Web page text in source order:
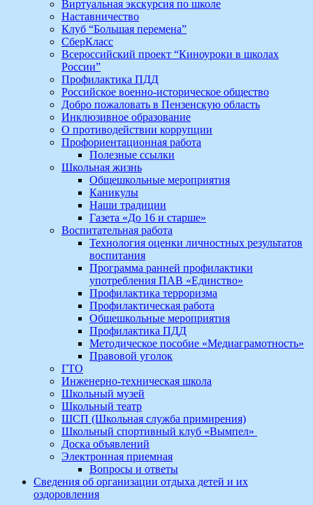
Виртуальная экскурсия по школе
Наставничество
Клуб “Большая перемена”
СберКласс
Всероссийский проект “Киноуроки в школах
России”
Профилактика ПДД
Российское военно-историческое общество
Добро пожаловать в Пензенскую область
Инклюзивное образование
О противодействии коррупции
Профориентационная работа
Полезные ссылки
Школьная жизнь
Общешкольные мероприятия
Каникулы
Наши традиции
Газета «До 16 и старше»
Воспитательная работа
Технология оценки личностных результатов
воспитания
Программа ранней профилактики
употребления ПАВ «Единство»
Профилактика терроризма
Профилактическая работа
Общешкольные мероприятия
Профилактика ПДД
Методическое пособие «Медиаграмотность»
Правовой уголок
ГТО
Инженерно-техническая школа
Школьный музей
Школьный театр
ШСП (Школьная служба примирения)
Школьный спортивный клуб «Вымпел»
Доска объявлений
Электронная приемная
Вопросы и ответы
Сведения об организации отдыха детей и их
оздоровления